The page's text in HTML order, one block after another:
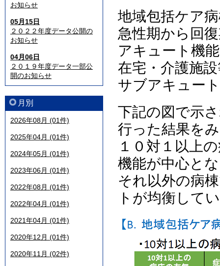
お知らせ
05月15日
２０２２年度データ公開の
お知らせ
04月06日
２０１９年度データ一部公
開のお知らせ
月別
2026年08月 (01件)
2025年04月 (01件)
2024年05月 (01件)
2023年06月 (01件)
2022年08月 (01件)
2022年04月 (01件)
2021年04月 (01件)
2020年12月 (01件)
2020年11月 (02件)
地域包括ケア
急性期から回
アキュート機
在宅・介護施
サブアキュー
下記の図で示
行った結果を
１０対１以上
機能が中心と
それ以外の病
トが均衡して